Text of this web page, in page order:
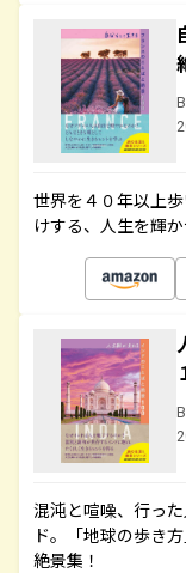
世界を４０年以上
けする、人生を輝
混沌と喧噪、行っ
ド。「地球の歩き
絶景集！